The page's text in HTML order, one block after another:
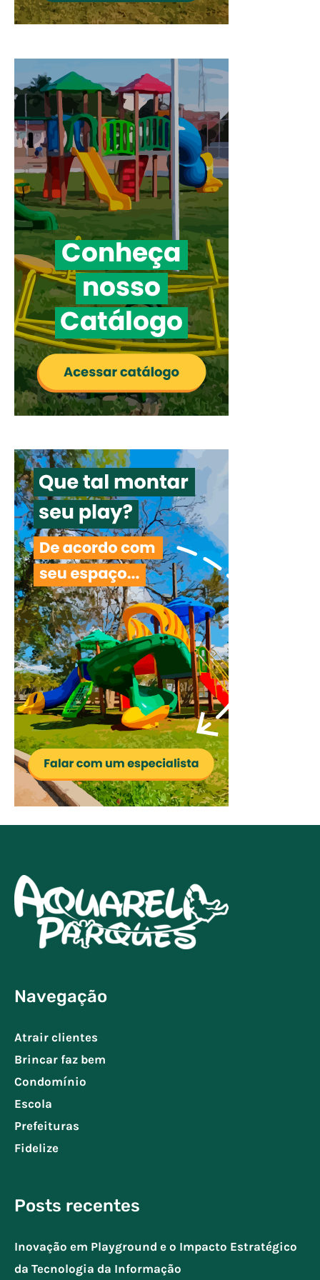
Navegação
Atrair clientes
Brincar faz bem
Condomínio
Escola
Prefeituras
Fidelize
Posts recentes
Inovação em Playground e o Impacto Estratégico
da Tecnologia da Informação